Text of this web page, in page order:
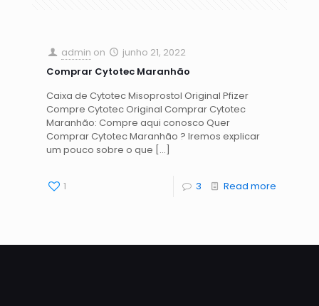
admin on
junho 21, 2022
Comprar Cytotec Maranhão
Caixa de Cytotec Misoprostol Original Pfizer
Compre Cytotec Original Comprar Cytotec
Maranhão: Compre aqui conosco Quer
Comprar Cytotec Maranhão ? Iremos explicar
um pouco sobre o que […]
1 3 Read more